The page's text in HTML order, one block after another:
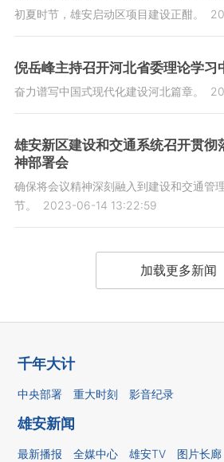
初夏时节，雄安启动区项目建设正酣。
倪岳峰主持召开河北省委理论学习
奋力谱写中国式现代化建设河北篇章。
雄安新区建设和交通系统召开贯彻
神部署会
确保将会议精神深刻融入到建设和交通管
节。
2023-06-14 13:22:59
加载更多新闻
千年大计
中央部署 重大时刻 影音纪录
雄安新闻
最新播报 全媒中心 雄安TV 图片长廊